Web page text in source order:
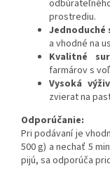
prostrediu.
Jednoduché
a vhodné na
Kvalitné
farmárov s
Vysoká
zvierat na
Odporúčanie:
Pri podávaní je
500 g) a nechať 5
pijú, sa odporúča